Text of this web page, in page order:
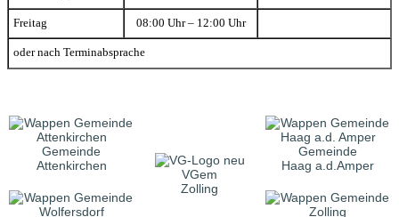
Freitag 08:00 Uhr – 12:00 Uhr
oder nach Terminabsprache
Gemeinde
Attenkirchen
VGem
Zolling
Gemeinde
Haag a.d.Amper